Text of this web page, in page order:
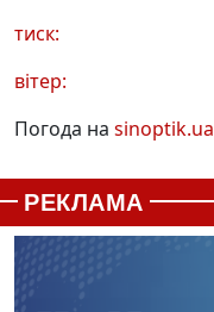
тиск:
вітер:
Погода на sinoptik.ua
РЕКЛАМА